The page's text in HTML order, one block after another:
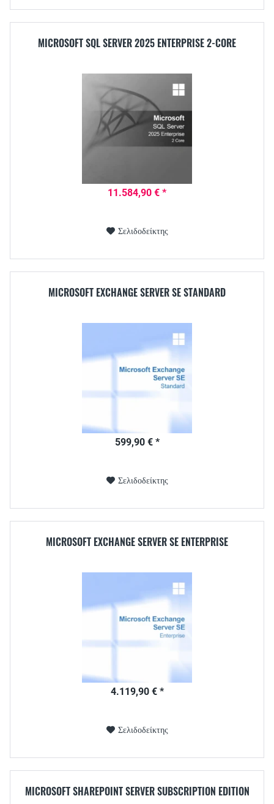
MICROSOFT SQL SERVER 2025 ENTERPRISE 2-CORE
11.584,90 € *
Σελιδοδείκτης
MICROSOFT EXCHANGE SERVER SE STANDARD
599,90 € *
Σελιδοδείκτης
MICROSOFT EXCHANGE SERVER SE ENTERPRISE
4.119,90 € *
Σελιδοδείκτης
MICROSOFT SHAREPOINT SERVER SUBSCRIPTION EDITION